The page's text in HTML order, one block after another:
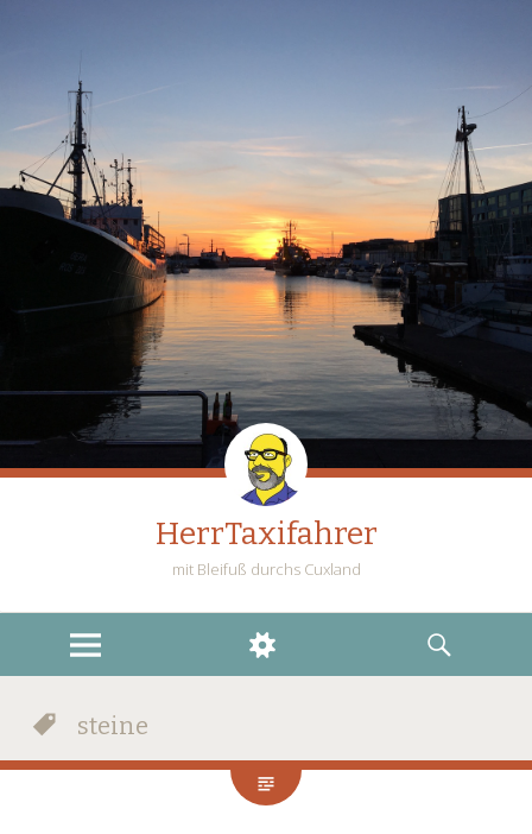
HerrTaxifahrer
mit Bleifuß durchs Cuxland
MENU
WIDGETS
SEARCH
steine